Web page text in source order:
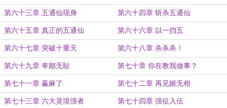
第六十三章 五通仙现身 第六十四章 斩杀五通仙
第六十五章 真正的五通仙 第六十六章 以一挡五
第六十七章 突破十重天 第六十八章 杀杀杀！
第六十九章 卑鄙无耻 第七十章 你在教我做事？
第七十一章 赢麻了 第七十二章 再见姬无相
第七十三章 六大灵境强者 第七十四章 强征入伍